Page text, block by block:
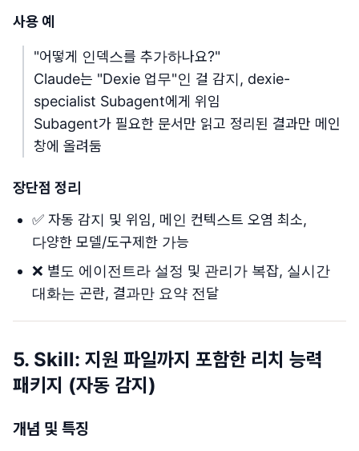
사용 예
"어떻게 인덱스를 추가하나요?"
Claude는 "Dexie 업무"인 걸 감지, dexie-
specialist Subagent에게 위임
Subagent가 필요한 문서만 읽고 정리된 결과만 메인
창에 올려둠
장단점 정리
✅ 자동 감지 및 위임, 메인 컨텍스트 오염 최소,
다양한 모델/도구제한 가능
❌ 별도 에이전트라 설정 및 관리가 복잡, 실시간
대화는 곤란, 결과만 요약 전달
5. Skill: 지원 파일까지 포함한 리치 능력
패키지 (자동 감지)
개념 및 특징